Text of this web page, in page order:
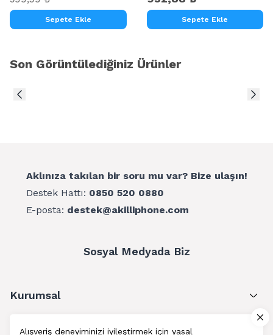
Alışveriş deneyiminizi iyileştirmek için yasal
Sepete Ekle Sepete Ekle
Son Görüntülediğiniz Ürünler
Aklınıza takılan bir soru mu var? Bize ulaşın!
Destek Hattı: 0850 520 0880
E-posta: destek@akilliphone.com
Sosyal Medyada Biz
Kurumsal
Müşteri Hizmetleri